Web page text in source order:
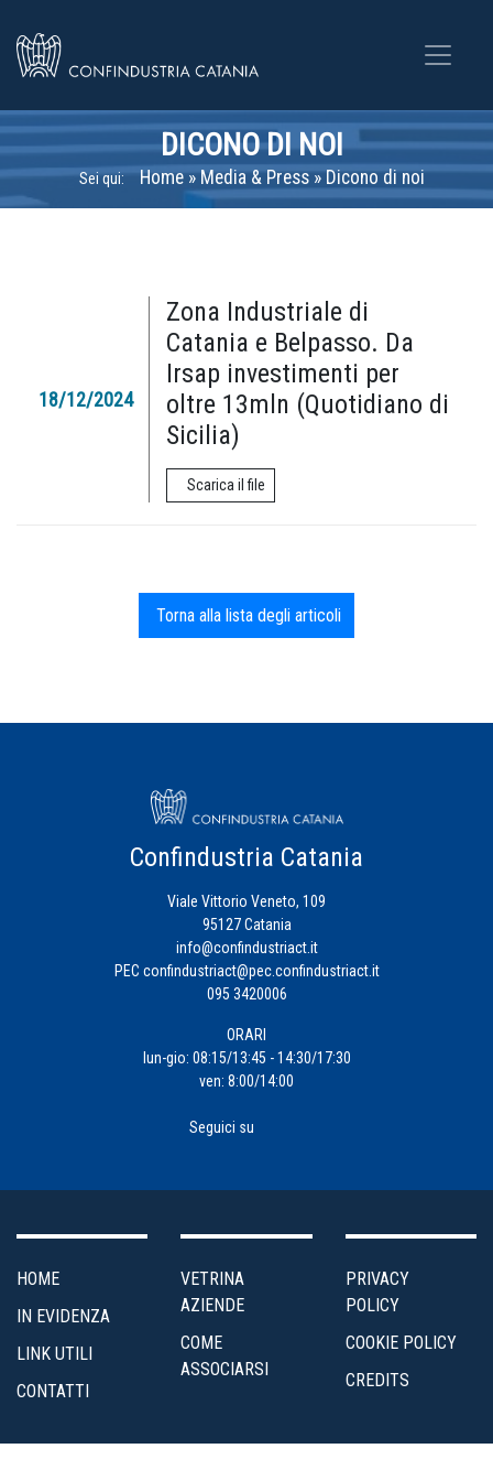
DICONO DI NOI
Sei qui: Home»Media & Press»Dicono di noi
18/12/2024
Zona Industriale di
Catania e Belpasso. Da
Irsap investimenti per
oltre 13mln (Quotidiano di
Sicilia)
Scarica il file
Torna alla lista degli articoli
Confindustria Catania
Viale Vittorio Veneto, 109
95127 Catania
info@confindustriact.it
PEC confindustriact@pec.confindustriact.it
095 3420006
ORARI
lun-gio: 08:15/13:45 - 14:30/17:30
ven: 8:00/14:00
Seguici su
HOME
IN EVIDENZA
LINK UTILI
CONTATTI
VETRINA
AZIENDE
COME
ASSOCIARSI
PRIVACY
POLICY
COOKIE POLICY
CREDITS